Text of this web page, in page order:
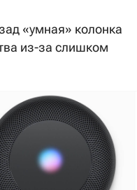
«умная» колонка
из-за слишком